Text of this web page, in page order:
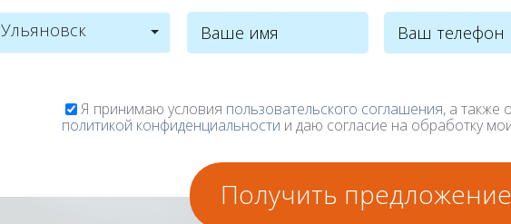
Ульяновск
Я принимаю условия пользовательского соглашения, а также
политикой конфиденциальности и даю согласие на обработку
Получить